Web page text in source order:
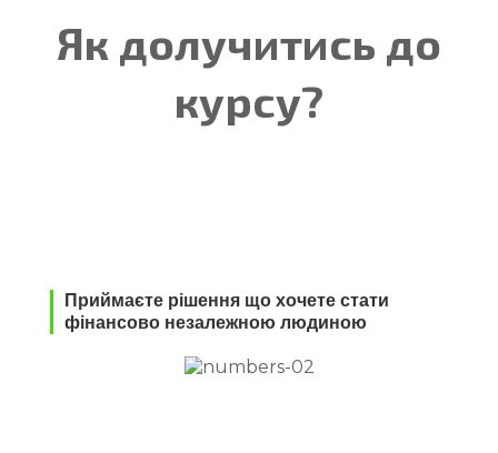
Як долучитись до
курсу?
Приймаєте рішення що хочете стати
фінансово незалежною людиною